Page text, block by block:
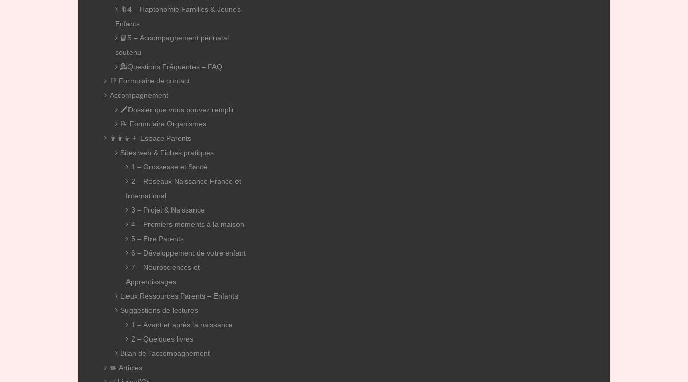
🔖4 – Haptonomie Familles & Jeunes
Enfants
📘5 – Accompagnement périnatal
soutenu
💁Questions Fréquentes – FAQ
📑 Formulaire de contact
Accompagnement
🖍️Dossier que vous pouvez remplir
📝 Formulaire Organismes
👨‍👩‍👦‍👦 Espace Parents
Sites web & Fiches pratiques
1 – Grossesse et Santé
2 – Réseaux Naissance France et
International
3 – Projet & Naissance
4 – Premiers moments à la maison
5 – Etre Parents
6 – Développement de votre enfant
7 – Neurosciences et
Apprentissages
Lieux Ressources Parents – Enfants
Suggestions de lectures
1 – Avant et après la naissance
2 – Quelques livres
Bilan de l’accompagnement
✏️ Articles